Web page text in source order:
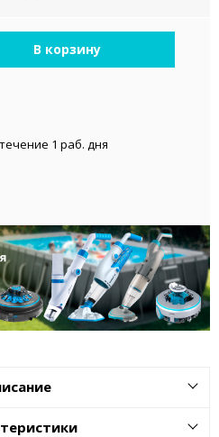
В корзину
1 раб. дня